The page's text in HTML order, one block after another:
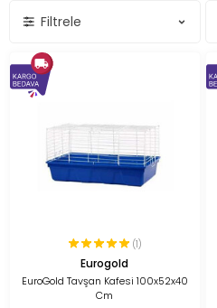
Filtrele
(1)
Eurogold
EuroGold Tavşan Kafesi 100x52x40
Cm